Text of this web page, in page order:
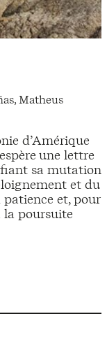
Matheus
d’Amérique
une lettre
sa mutation
et du
et, pour
la poursuite